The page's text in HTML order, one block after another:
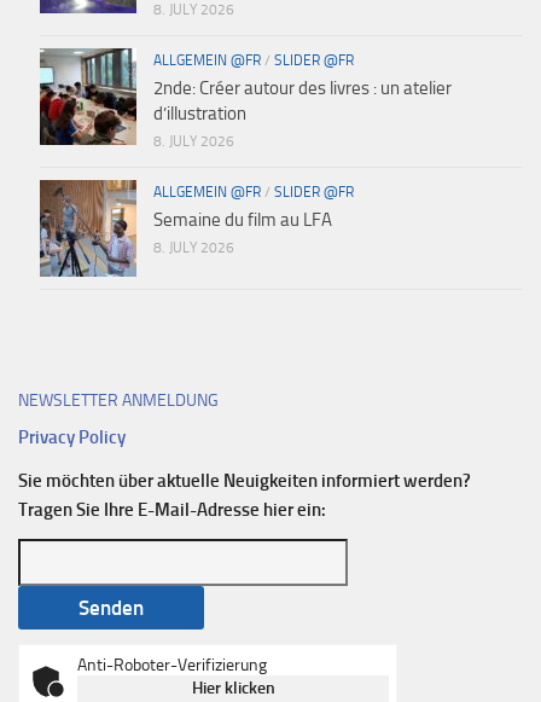
8. JULY 2026
ALLGEMEIN @FR / SLIDER @FR
2nde: Créer autour des livres : un atelier
d’illustration
8. JULY 2026
ALLGEMEIN @FR / SLIDER @FR
Semaine du film au LFA
8. JULY 2026
NEWSLETTER ANMELDUNG
Privacy Policy
Sie möchten über aktuelle Neuigkeiten informiert werden?
Tragen Sie Ihre E-Mail-Adresse hier ein:
Anti-Roboter-Verifizierung
Hier klicken